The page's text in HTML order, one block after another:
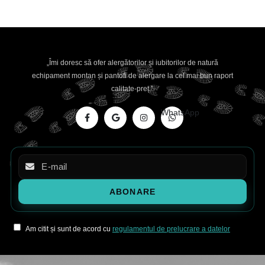
„Îmi doresc să ofer alergătorilor și iubitorilor de natură
echipament montan și pantofi de alergare la cel mai bun raport
calitate-preț.”
WhatsApp
Am citit și sunt de acord cu regulamentul de prelucrare a datelor